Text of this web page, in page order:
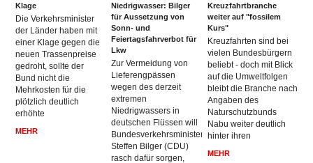
Klage
Die Verkehrsminister
der Länder haben mit
einer Klage gegen die
neuen Trassenpreise
gedroht, sollte der
Bund nicht die
Mehrkosten für die
plötzlich deutlich
erhöhte
MEHR
Niedrigwasser: Bilger
für Aussetzung von
Sonn- und
Feiertagsfahrverbot für
Lkw
Zur Vermeidung von
Lieferengpässen
wegen des derzeit
extremen
Niedrigwassers in
deutschen Flüssen will
Bundesverkehrsminister
Steffen Bilger (CDU)
rasch dafür sorgen,
Kreuzfahrtbranche
weiter auf "fossilem
Kurs"
Kreuzfahrten sind bei
vielen Bundesbürgern
beliebt - doch mit Blick
auf die Umweltfolgen
bleibt die Branche nach
Angaben des
Naturschutzbunds
Nabu weiter deutlich
hinter ihren
MEHR